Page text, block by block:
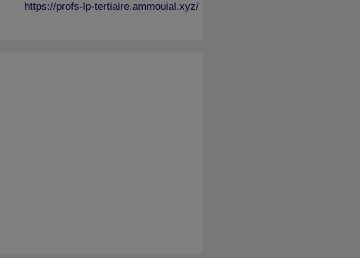
https://profs-lp-tertiaire.ammouial.xyz/